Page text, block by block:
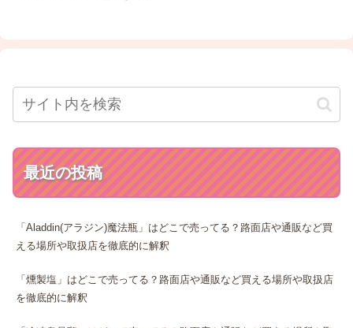
最近の投稿
「Aladdin(アラジン)魔法瓶」はどこで売ってる？路面店や通販など買
える場所や取扱店を徹底的に解釈
「燻製塩」はどこで売ってる？路面店や通販など買える場所や取扱店
を徹底的に解釈